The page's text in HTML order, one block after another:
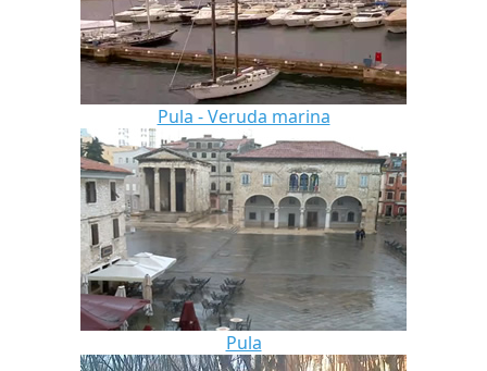
Pula - Veruda marina
Pula